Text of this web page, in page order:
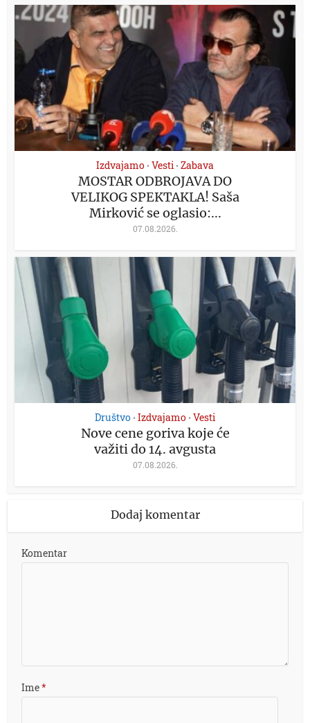
Izdvajamo • Vesti • Zabava
MOSTAR ODBROJAVA DO
VELIKOG SPEKTAKLA! Saša
Mirković se oglasio:...
07.08.2026.
Društvo • Izdvajamo • Vesti
Nove cene goriva koje će
važiti do 14. avgusta
07.08.2026.
Dodaj komentar
Komentar
Ime*